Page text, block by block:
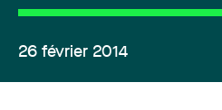
26 février 2014